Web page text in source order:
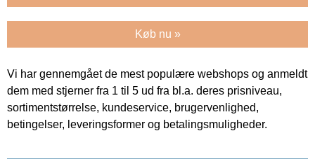
Køb nu »
Vi har gennemgået de mest populære webshops og anmeldt
dem med stjerner fra 1 til 5 ud fra bl.a. deres prisniveau,
sortimentstørrelse, kundeservice, brugervenlighed,
betingelser, leveringsformer og betalingsmuligheder.